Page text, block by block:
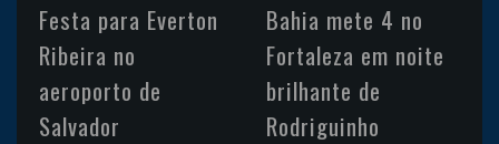
Festa para Everton
Ribeira no
aeroporto de
Salvador
Bahia mete 4 no
Fortaleza em noite
brilhante de
Rodriguinho